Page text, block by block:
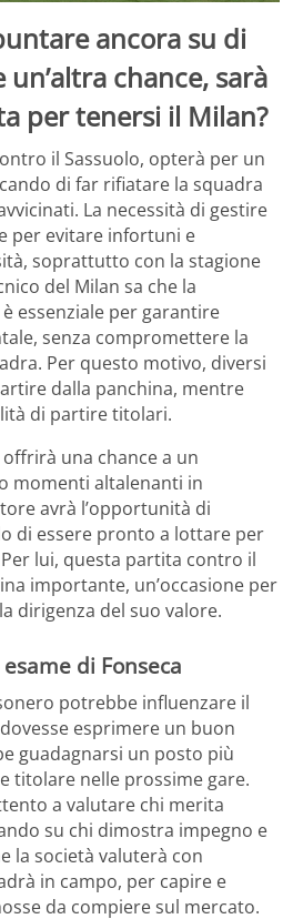
ancora su di
chance, sarà
per tenersi il Milan?
il Sassuolo, opterà per un
di far rifiatare la squadra
La necessità di gestire
per evitare infortuni e
soprattutto con la stagione
del Milan sa che la
essenziale per garantire
senza compromettere la
Per questo motivo, diversi
dalla panchina, mentre
di partire titolari.
una chance a un
momenti altalenanti in
avrà l’opportunità di
di essere pronto a lottare per
lui, questa partita contro il
importante, un’occasione per
dirigenza del suo valore.
di Fonseca
potrebbe influenzare il
esprimere un buon
guadagnarsi un posto più
titolare nelle prossime gare.
a valutare chi merita
su chi dimostra impegno e
la società valuterà con
in campo, per capire e
da compiere sul mercato.